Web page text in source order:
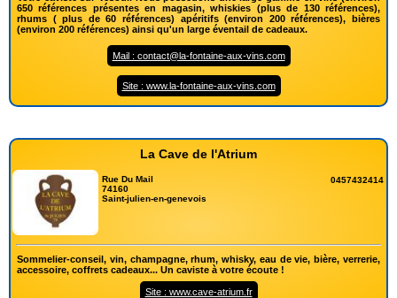
650 références présentes en magasin, whiskies (plus de 130 références),
rhums ( plus de 60 références) apéritifs (environ 200 références), bières
(environ 200 références) ainsi qu'un large éventail de cadeaux.
Mail : contact@la-fontaine-aux-vins.com
Site : www.la-fontaine-aux-vins.com
La Cave de l'Atrium
Rue Du Mail
74160
Saint-julien-en-genevois
0457432414
Sommelier-conseil, vin, champagne, rhum, whisky, eau de vie, bière, verrerie,
accessoire, coffrets cadeaux... Un caviste à votre écoute !
Site : www.cave-atrium.fr